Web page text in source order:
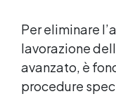
Per eliminare
lavorazione
avanzato, è
procedure